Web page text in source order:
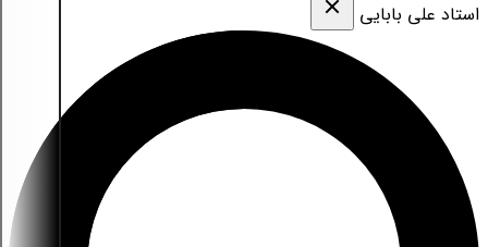
استاد علی بابایی